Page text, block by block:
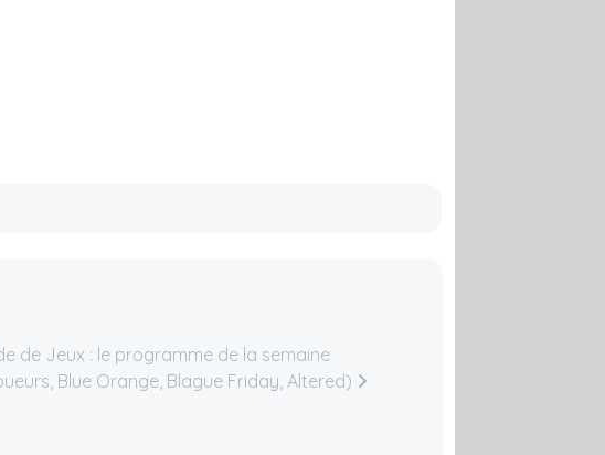
de Jeux : le programme de la semaine
Blue Orange, Blague Friday, Altered)